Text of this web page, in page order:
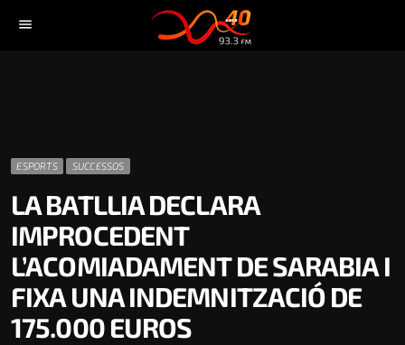
menu
ESPORTS SUCCESSOS
LA BATLLIA DECLARA
IMPROCEDENT
L’ACOMIADAMENT DE SARABIA I
FIXA UNA INDEMNITZACIÓ DE
175.000 EUROS